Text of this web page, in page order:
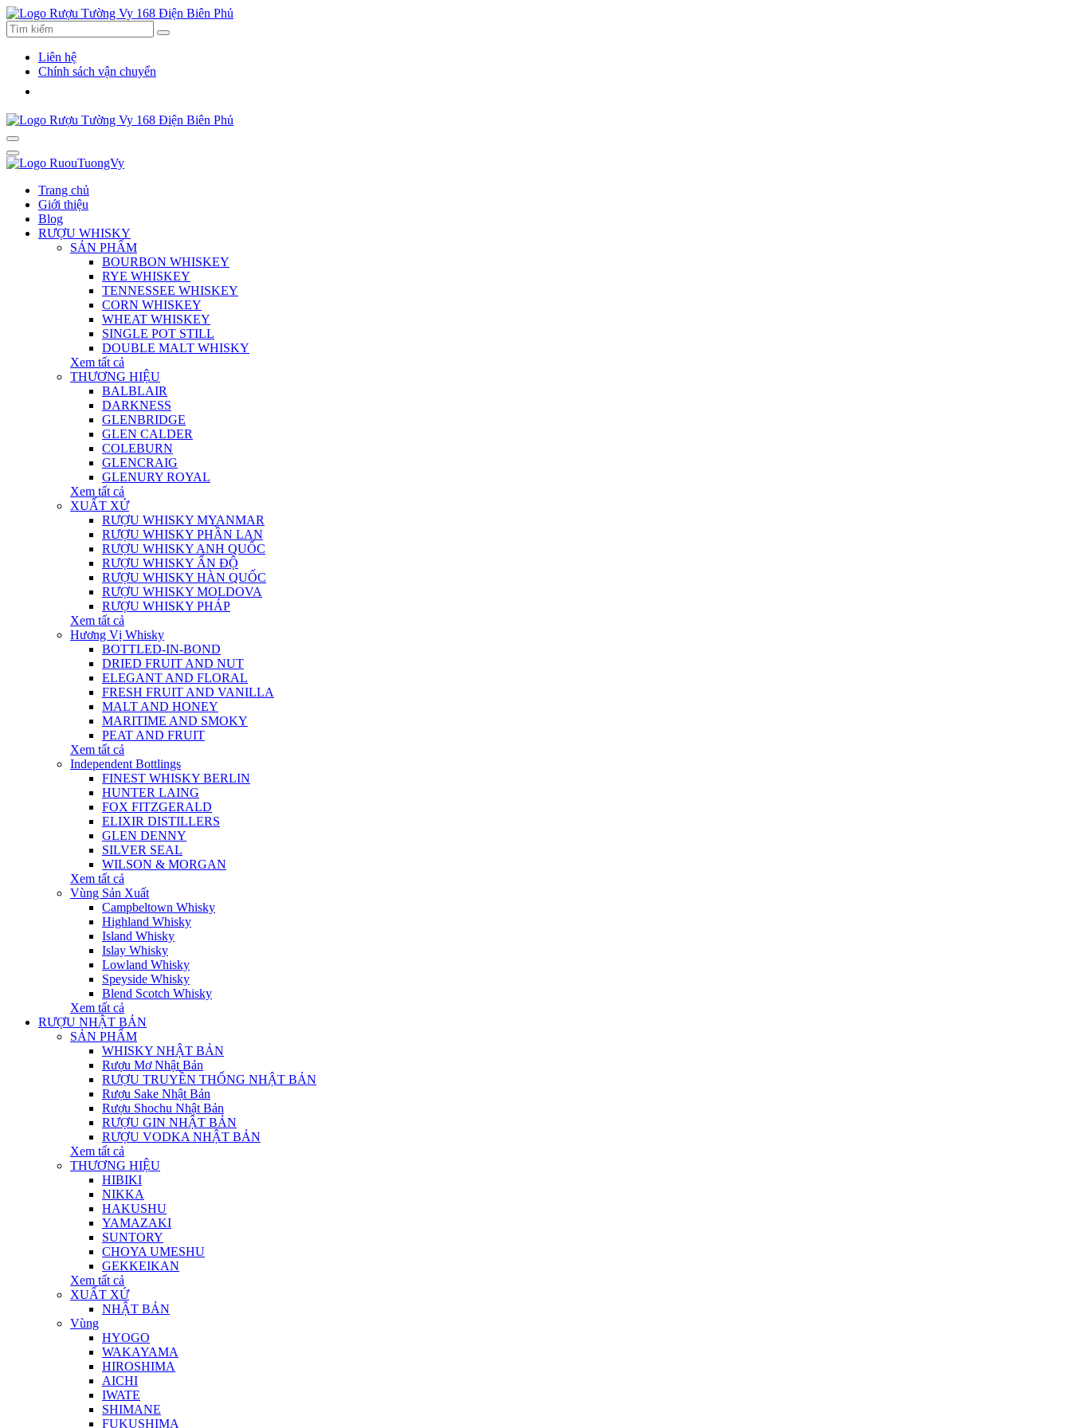
Liên hệ
Chính sách vận chuyển
Trang chủ
Giới thiệu
Blog
RƯỢU WHISKY
SẢN PHẨM
BOURBON WHISKEY
RYE WHISKEY
TENNESSEE WHISKEY
CORN WHISKEY
WHEAT WHISKEY
SINGLE POT STILL
DOUBLE MALT WHISKY
Xem tất cả
THƯƠNG HIỆU
BALBLAIR
DARKNESS
GLENBRIDGE
GLEN CALDER
COLEBURN
GLENCRAIG
GLENURY ROYAL
Xem tất cả
XUẤT XỨ
RƯỢU WHISKY MYANMAR
RƯỢU WHISKY PHẦN LAN
RƯỢU WHISKY ANH QUỐC
RƯỢU WHISKY ẤN ĐỘ
RƯỢU WHISKY HÀN QUỐC
RƯỢU WHISKY MOLDOVA
RƯỢU WHISKY PHÁP
Xem tất cả
Hương Vị Whisky
BOTTLED-IN-BOND
DRIED FRUIT AND NUT
ELEGANT AND FLORAL
FRESH FRUIT AND VANILLA
MALT AND HONEY
MARITIME AND SMOKY
PEAT AND FRUIT
Xem tất cả
Independent Bottlings
FINEST WHISKY BERLIN
HUNTER LAING
FOX FITZGERALD
ELIXIR DISTILLERS
GLEN DENNY
SILVER SEAL
WILSON & MORGAN
Xem tất cả
Vùng Sản Xuất
Campbeltown Whisky
Highland Whisky
Island Whisky
Islay Whisky
Lowland Whisky
Speyside Whisky
Blend Scotch Whisky
Xem tất cả
RƯỢU NHẬT BẢN
SẢN PHẨM
WHISKY NHẬT BẢN
Rượu Mơ Nhật Bản
RƯỢU TRUYỀN THỐNG NHẬT BẢN
Rượu Sake Nhật Bản
Rượu Shochu Nhật Bản
RƯỢU GIN NHẬT BẢN
RƯỢU VODKA NHẬT BẢN
Xem tất cả
THƯƠNG HIỆU
HIBIKI
NIKKA
HAKUSHU
YAMAZAKI
SUNTORY
CHOYA UMESHU
GEKKEIKAN
Xem tất cả
XUẤT XỨ
NHẬT BẢN
Vùng
HYOGO
WAKAYAMA
HIROSHIMA
AICHI
IWATE
SHIMANE
FUKUSHIMA